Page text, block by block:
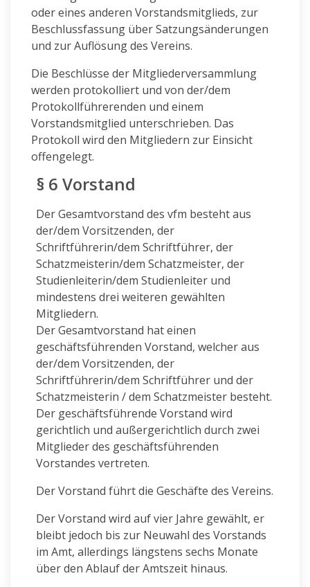
oder eines anderen Vorstandsmitglieds, zur
Beschlussfassung über Satzungsänderungen
und zur Auflösung des Vereins.
Die Beschlüsse der Mitgliederversammlung
werden protokolliert und von der/dem
Protokollführerenden und einem
Vorstandsmitglied unterschrieben. Das
Protokoll wird den Mitgliedern zur Einsicht
offengelegt.
§ 6 Vorstand
Der Gesamtvorstand des vfm besteht aus
der/dem Vorsitzenden, der
Schriftführerin/dem Schriftführer, der
Schatzmeisterin/dem Schatzmeister, der
Studienleiterin/dem Studienleiter und
mindestens drei weiteren gewählten
Mitgliedern.
Der Gesamtvorstand hat einen
geschäftsführenden Vorstand, welcher aus
der/dem Vorsitzenden, der
Schriftführerin/dem Schriftführer und der
Schatzmeisterin / dem Schatzmeister besteht.
Der geschäftsführende Vorstand wird
gerichtlich und außergerichtlich durch zwei
Mitglieder des geschäftsführenden
Vorstandes vertreten.
Der Vorstand führt die Geschäfte des Vereins.
Der Vorstand wird auf vier Jahre gewählt, er
bleibt jedoch bis zur Neuwahl des Vorstands
im Amt, allerdings längstens sechs Monate
über den Ablauf der Amtszeit hinaus.